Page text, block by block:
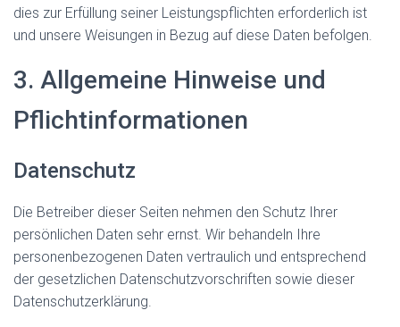
dies zur Erfüllung seiner Leistungspflichten erforderlich ist
und unsere Weisungen in Bezug auf diese Daten befolgen.
3. Allgemeine Hinweise und
Pflicht­informationen
Datenschutz
Die Betreiber dieser Seiten nehmen den Schutz Ihrer
persönlichen Daten sehr ernst. Wir behandeln Ihre
personenbezogenen Daten vertraulich und entsprechend
der gesetzlichen Datenschutzvorschriften sowie dieser
Datenschutzerklärung.